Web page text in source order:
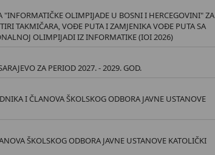
OLIMPIJADE U BOSNI I HERCEGOVINI" ZA
TAKMIČARA, VOĐE PUTA I ZAMJENIKA VOĐE PUTA SA
OLIMPIJADI IZ INFORMATIKE (IOI 2026)
ZA PERIOD 2027. - 2029. GOD.
I ČLANOVA ŠKOLSKOG ODBORA JAVNE USTANOVE
ŠKOLSKOG ODBORA JAVNE USTANOVE KATOLIČKI